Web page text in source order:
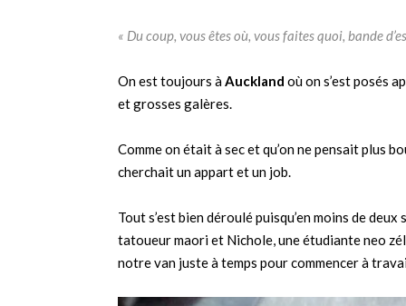
« Du coup, vous êtes où, vous faites quoi, bande
On est toujours àAuckland où on s’est posés
et grosses galères.
Comme on était à sec et qu’on ne pensait plus
cherchait un appart et un job.
Tout s’est bien déroulé puisqu’en moins de
tatoueur maori et Nichole, une étudiante neo
notre van juste à temps pour commencer à